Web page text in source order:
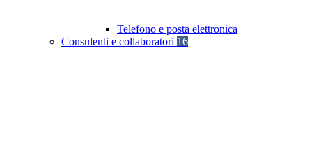
Telefono e posta elettronica
Consulenti e collaboratori 16